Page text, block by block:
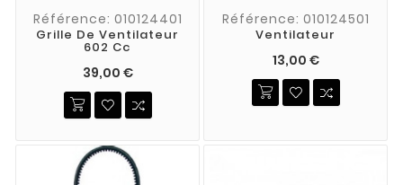
Référence: 010124401
Grille De Ventilateur
602 Cc
39,00 €
Référence: 010124501
Ventilateur
13,00 €